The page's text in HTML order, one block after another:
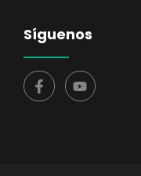
Síguenos